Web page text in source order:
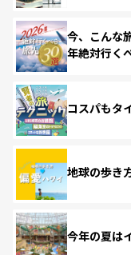
今、こんな
年絶対行く
コスパもタ
地球の歩き
今年の夏は